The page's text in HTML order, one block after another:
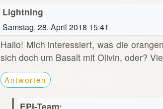
Lightning
Samstag, 28. April 2018 15:41
Hallo! Mich interessiert, was die
sich doch um Basalt mit Olivin, oder?
Antworten
EPI-Team: